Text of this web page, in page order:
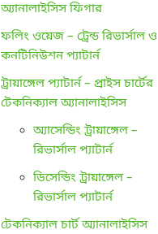
অ্যানালাইসিস ফিগার
ফলিং ওয়েজ – ট্রেন্ড রিভার্সাল ও
কনটিনিউশন প্যাটার্ন
ট্রায়াঙ্গেল প্যাটার্ন – প্রাইস চার্টের
টেকনিক্যাল অ্যানালাইসিস
অ্যাসেন্ডিং ট্রায়াঙ্গেল –
রিভার্সাল প্যাটার্ন
ডিসেন্ডিং ট্রায়াঙ্গেল –
রিভার্সাল প্যাটার্ন
টেকনিক্যাল চার্ট অ্যানালাইসিস